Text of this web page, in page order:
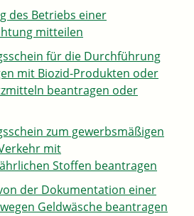
des Betriebs einer
mitteilen
für die Durchführung
mit Biozid-Produkten oder
beantragen oder
zum gewerbsmäßigen
mit
Stoffen beantragen
der Dokumentation einer
Geldwäsche beantragen